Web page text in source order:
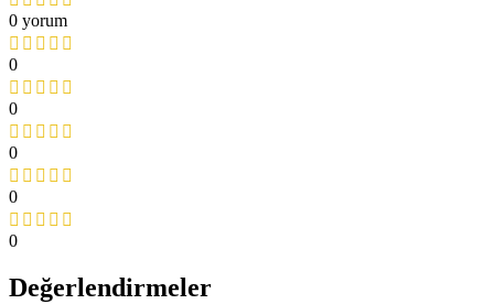
0 yorum
0
0
0
0
0
Değerlendirmeler